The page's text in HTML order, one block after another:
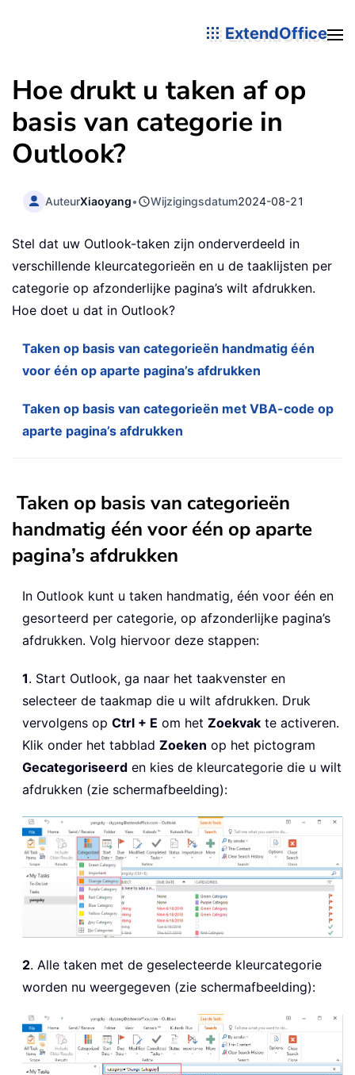
ExtendOffice
Hoe drukt u taken af op
basis van categorie in
Outlook?
AuteurXiaoyang• Wijzigingsdatum2024-08-21
Stel dat uw Outlook-taken zijn onderverdeeld in
verschillende kleurcategorieën en u de taaklijsten per
categorie op afzonderlijke pagina’s wilt afdrukken.
Hoe doet u dat in Outlook?
Taken op basis van categorieën handmatig één
voor één op aparte pagina’s afdrukken
Taken op basis van categorieën met VBA-code op
aparte pagina’s afdrukken
Taken op basis van categorieën
handmatig één voor één op aparte
pagina’s afdrukken
In Outlook kunt u taken handmatig, één voor één en
gesorteerd per categorie, op afzonderlijke pagina’s
afdrukken. Volg hiervoor deze stappen:
1. Start Outlook, ga naar het taakvenster en
selecteer de taakmap die u wilt afdrukken. Druk
vervolgens op Ctrl + E om het Zoekvak te activeren.
Klik onder het tabblad Zoeken op het pictogram
Gecategoriseerd en kies de kleurcategorie die u wilt
afdrukken (zie schermafbeelding):
2. Alle taken met de geselecteerde kleurcategorie
worden nu weergegeven (zie schermafbeelding):